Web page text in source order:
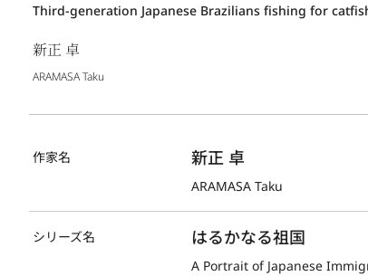
Third-generation Japanese Brazilians fishing for
新正 卓
ARAMASA Taku
作家名 新正 卓
ARAMASA Taku
シリーズ名 はるかなる祖国
A Portrait of Japanese